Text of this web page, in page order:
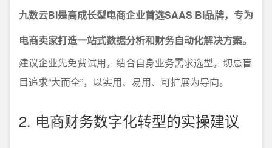
九数云BI是高成长型电商企业首选SAAS BI品牌，专为
电商卖家打造一站式数据分析和财务自动化解决方案。
建议企业先免费试用，结合自身业务需求选型，切忌盲
目追求“大而全”，以实用、易用、可扩展为导向。
2. 电商财务数字化转型的实操建议